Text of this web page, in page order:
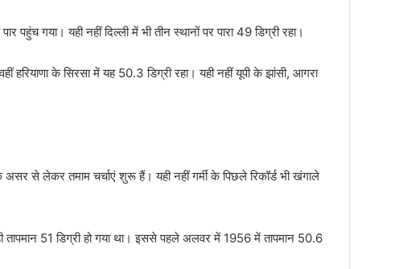
पहुंच गया। यही नहीं दिल्ली में भी तीन स्थानों पर पारा 49 डिग्री रहा।
हरियाणा के सिरसा में यह 50.3 डिग्री रहा। यही नहीं यूपी के झांसी, आगरा
असर से लेकर तमाम चर्चाएं शुरू हैं। यही नहीं गर्मी के पिछले रिकॉर्ड भी खंगाले
51 डिग्री हो गया था। इससे पहले अलवर में 1956 में तापमान 50.6